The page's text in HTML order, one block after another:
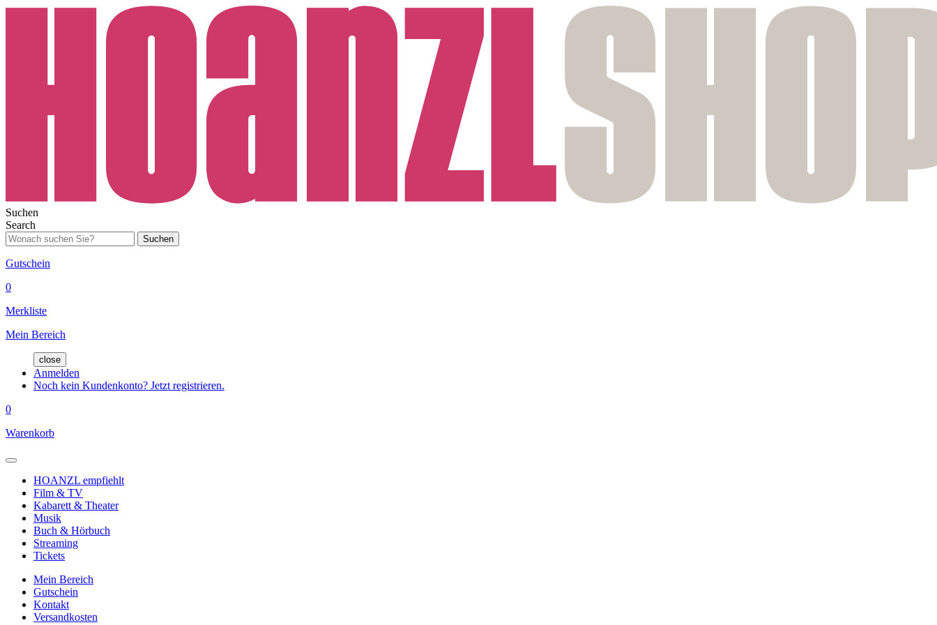
Suchen
Search
Suchen
Gutschein
0
Merkliste
Mein Bereich
close
Anmelden
Noch kein Kundenkonto? Jetzt registrieren.
0
Warenkorb
HOANZL empfiehlt
Film & TV
Kabarett & Theater
Musik
Buch & Hörbuch
Streaming
Tickets
Mein Bereich
Gutschein
Kontakt
Versandkosten